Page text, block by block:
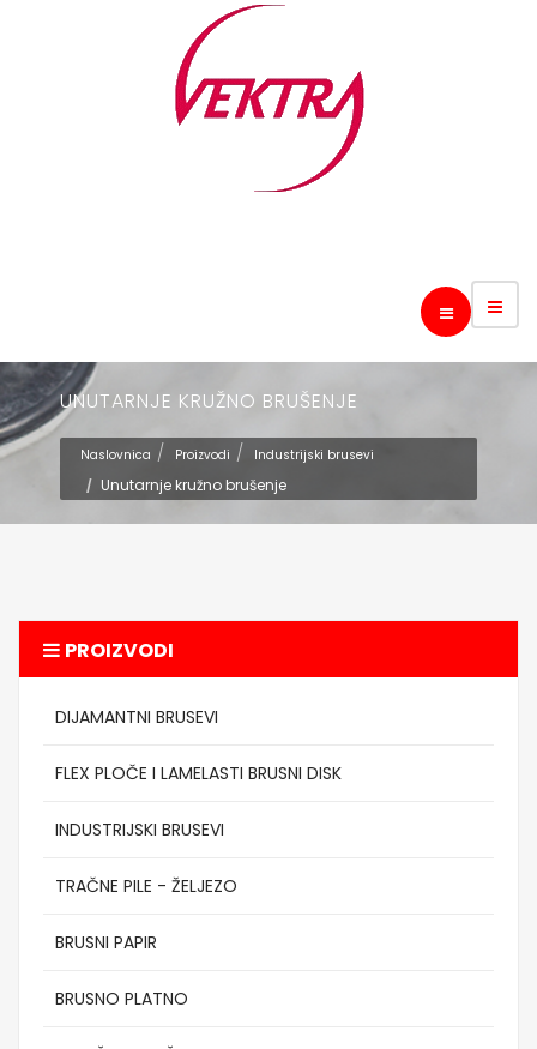
UNUTARNJE KRUŽNO BRUŠENJE
Naslovnica Proizvodi Industrijski brusevi
Unutarnje kružno brušenje
PROIZVODI
DIJAMANTNI BRUSEVI
FLEX PLOČE I LAMELASTI BRUSNI DISK
INDUSTRIJSKI BRUSEVI
TRAČNE PILE - ŽELJEZO
BRUSNI PAPIR
BRUSNO PLATNO